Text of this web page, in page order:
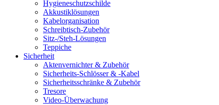
Hygieneschutzschilde
Akkustiklösungen
Kabelorganisation
Schreibtisch-Zubehör
Sitz-/Steh-Lösungen
Teppiche
Sicherheit
Aktenvernichter & Zubehör
Sicherheits-Schlösser & -Kabel
Sicherheitsschränke & Zubehör
Tresore
Video-Überwachung